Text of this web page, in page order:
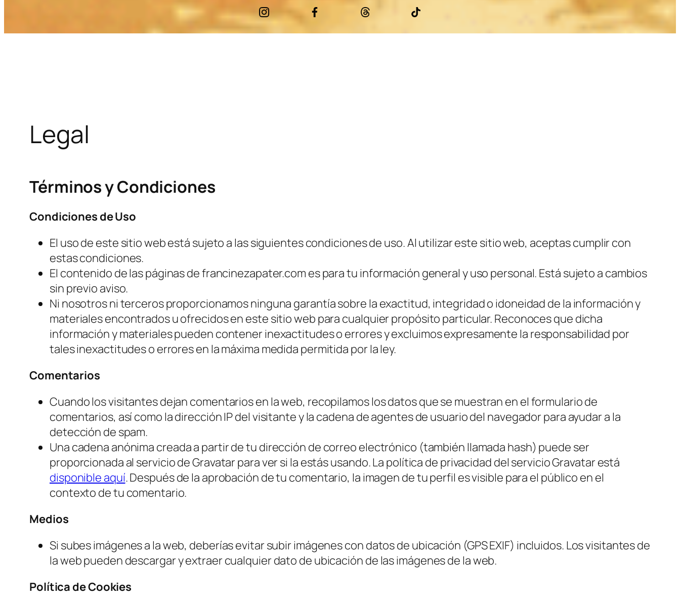
Legal
Términos y Condiciones
Condiciones de Uso
El uso de este sitio web está sujeto a las siguientes condiciones de uso. Al utilizar este sitio web, aceptas cumplir con
estas condiciones.
El contenido de las páginas de francinezapater.com es para tu información general y uso personal. Está sujeto a cambios
sin previo aviso.
Ni nosotros ni terceros proporcionamos ninguna garantía sobre la exactitud, integridad o idoneidad de la información y
materiales encontrados u ofrecidos en este sitio web para cualquier propósito particular. Reconoces que dicha
información y materiales pueden contener inexactitudes o errores y excluimos expresamente la responsabilidad por
tales inexactitudes o errores en la máxima medida permitida por la ley.
Comentarios
Cuando los visitantes dejan comentarios en la web, recopilamos los datos que se muestran en el formulario de
comentarios, así como la dirección IP del visitante y la cadena de agentes de usuario del navegador para ayudar a la
detección de spam.
Una cadena anónima creada a partir de tu dirección de correo electrónico (también llamada hash) puede ser
proporcionada al servicio de Gravatar para ver si la estás usando. La política de privacidad del servicio Gravatar está
disponible aquí. Después de la aprobación de tu comentario, la imagen de tu perfil es visible para el público en el
contexto de tu comentario.
Medios
Si subes imágenes a la web, deberías evitar subir imágenes con datos de ubicación (GPS EXIF) incluidos. Los visitantes de
la web pueden descargar y extraer cualquier dato de ubicación de las imágenes de la web.
Política de Cookies